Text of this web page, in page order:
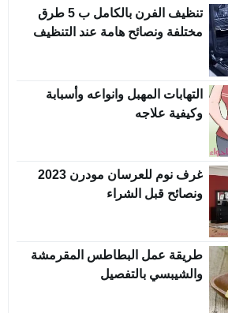
تنظيف الفرن بالكامل ب 5 طرق
مختلفة ونصائح هامة عند التنظيف
التهابات المهبل وانواعه وأسبابة
وكيفية علاجه
غرف نوم للعرسان مودرن 2023
ونصائح قبل الشراء
طريقة عمل البطاطس المقرمشة
والشيبسي بالتفصيل